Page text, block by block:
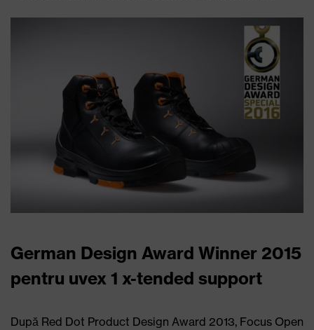
German Design Award Winner 2015
pentru uvex 1 x-tended support
După Red Dot Product Design Award 2013, Focus Open